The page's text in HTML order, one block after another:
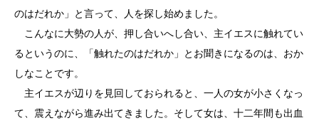
のはだれか」と言って、人を探し始めました。
こんなに大勢の人が、押し合いへし合い、主イエスに触れてい
るというのに、「触れたのはだれか」とお聞きになるのは、おか
しなことです。
主イエスが辺りを見回しておられると、一人の女が小さくなっ
て、震えながら進み出てきました。そして女は、十二年間も出血